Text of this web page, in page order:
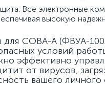
Все электронные
высокую
для СОВА-А (ФВУА-
условий
эффективно
от вирусов,
вашего